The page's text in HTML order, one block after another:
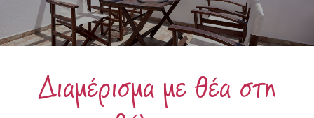
Διαμέρισμα με θέα στη